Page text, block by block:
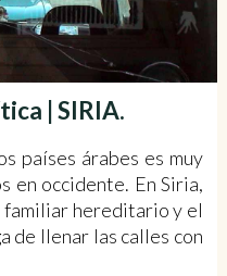
| SIRIA.
países árabes es muy
en occidente. En Siria,
familiar hereditario y el
de llenar las calles con